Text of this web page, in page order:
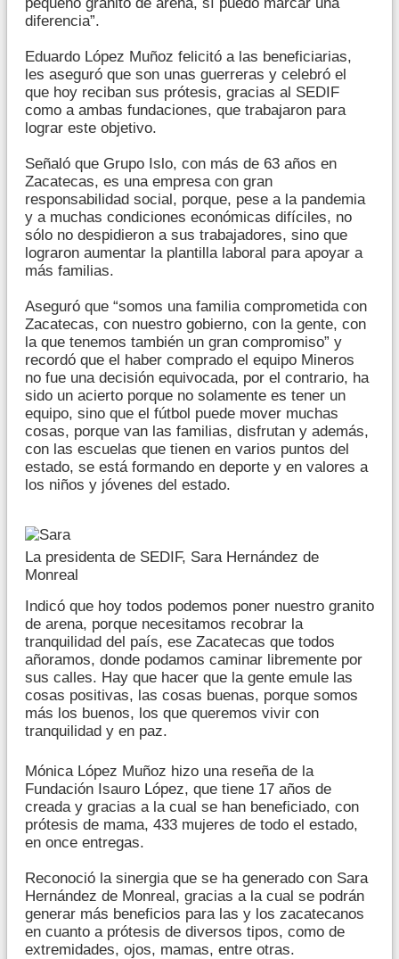
diferencia”.
Eduardo López Muñoz felicitó a las beneficiarias,
les aseguró que son unas guerreras y celebró el
que hoy reciban sus prótesis, gracias al SEDIF
como a ambas fundaciones, que trabajaron para
lograr este objetivo.
Señaló que Grupo Islo, con más de 63 años en
Zacatecas, es una empresa con gran
responsabilidad social, porque, pese a la pandemia
y a muchas condiciones económicas difíciles, no
sólo no despidieron a sus trabajadores, sino que
lograron aumentar la plantilla laboral para apoyar a
más familias.
Aseguró que “somos una familia comprometida con
Zacatecas, con nuestro gobierno, con la gente, con
la que tenemos también un gran compromiso” y
recordó que el haber comprado el equipo Mineros
no fue una decisión equivocada, por el contrario, ha
sido un acierto porque no solamente es tener un
equipo, sino que el fútbol puede mover muchas
cosas, porque van las familias, disfrutan y además,
con las escuelas que tienen en varios puntos del
estado, se está formando en deporte y en valores a
los niños y jóvenes del estado.
La presidenta de SEDIF, Sara Hernández de
Monreal
Indicó que hoy todos podemos poner nuestro granito
de arena, porque necesitamos recobrar la
tranquilidad del país, ese Zacatecas que todos
añoramos, donde podamos caminar libremente por
sus calles. Hay que hacer que la gente emule las
cosas positivas, las cosas buenas, porque somos
más los buenos, los que queremos vivir con
tranquilidad y en paz.
Mónica López Muñoz hizo una reseña de la
Fundación Isauro López, que tiene 17 años de
creada y gracias a la cual se han beneficiado, con
prótesis de mama, 433 mujeres de todo el estado,
en once entregas.
Reconoció la sinergia que se ha generado con Sara
Hernández de Monreal, gracias a la cual se podrán
generar más beneficios para las y los zacatecanos
en cuanto a prótesis de diversos tipos, como de
extremidades, ojos, mamas, entre otras.